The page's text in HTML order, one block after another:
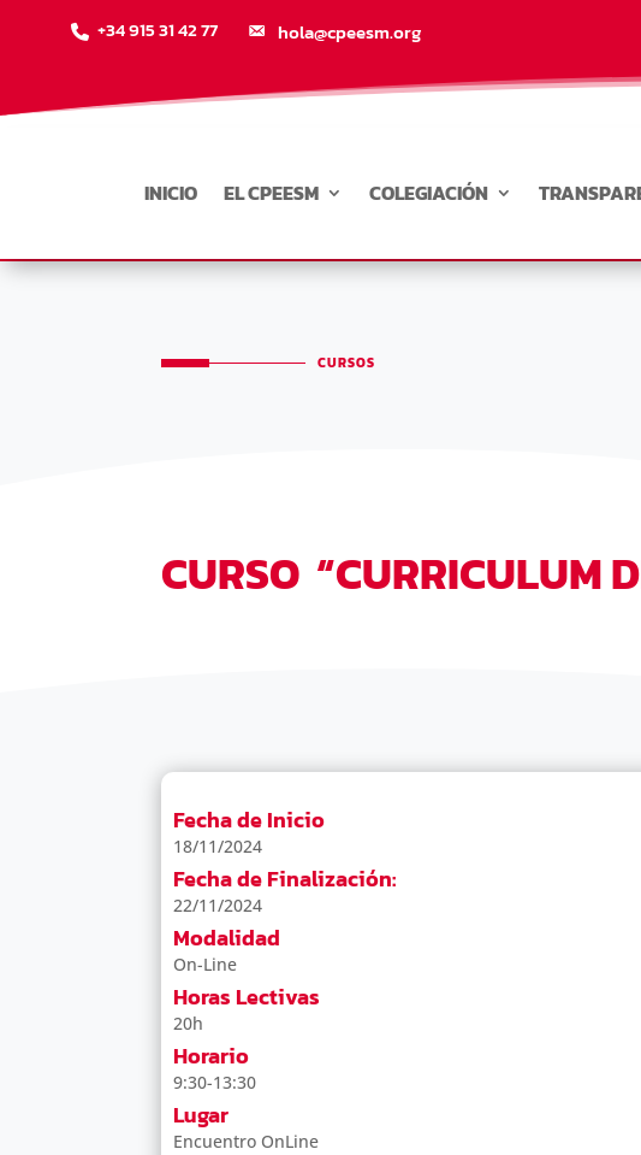
+34 915 31 42 77 hola@cpeesm.org
INICIO EL CPEESM COLEGIACIÓN
CURSOS
CURSO “CURRICULUM
Fecha de Inicio
18/11/2024
Fecha de Finalización:
22/11/2024
Modalidad
On-Line
Horas Lectivas
20h
Horario
9:30-13:30
Lugar
Encuentro OnLine